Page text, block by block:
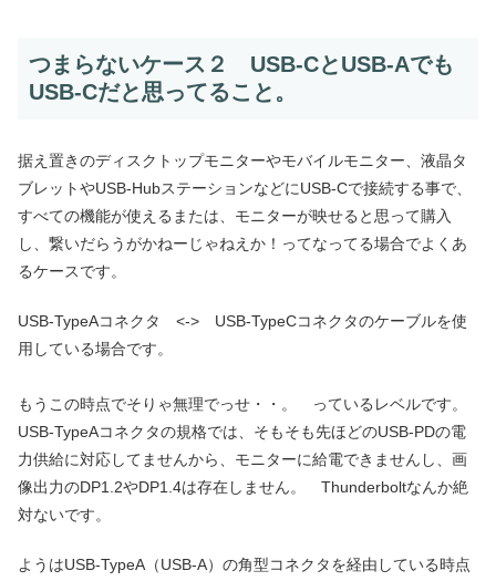
つまらないケース２ USB-CとUSB-Aでも
USB-Cだと思ってること。
据え置きのディスクトップモニターやモバイルモニター、液晶タ
ブレットやUSB-HubステーションなどにUSB-Cで接続する事で、
すべての機能が使えるまたは、モニターが映せると思って購入
し、繋いだらうがかねーじゃねえか！ってなってる場合でよくあ
るケースです。
USB-TypeAコネクタ <-> USB-TypeCコネクタのケーブルを使
用している場合です。
もうこの時点でそりゃ無理でっせ・・。 っているレベルです。
USB-TypeAコネクタの規格では、そもそも先ほどのUSB-PDの電
力供給に対応してませんから、モニターに給電できませんし、画
像出力のDP1.2やDP1.4は存在しません。 Thunderboltなんか絶
対ないです。
ようはUSB-TypeA（USB-A）の角型コネクタを経由している時点